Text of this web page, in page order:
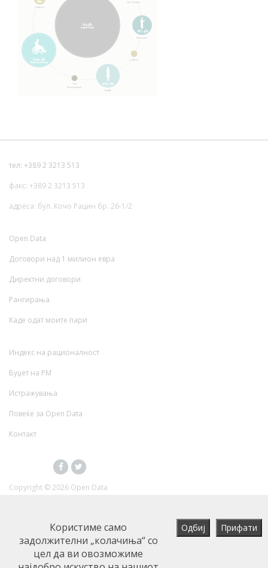
Користиме само
задолжителни „колачиња“ со
цел да ви овозможиме
тел: +389 2 3213 513
факс: +389 2 3213 513
адреса: бул. Кочо Рацин бр. 26-1/2
Open Data
Договори над 1 милион евра
Директни договори
Рангирања
Каде одат моите пари
Индекс на рационалност
Буџет на РМ
Истражувања
Повеќе за Open Data
Контакт
Copyright ©2026 Open Data